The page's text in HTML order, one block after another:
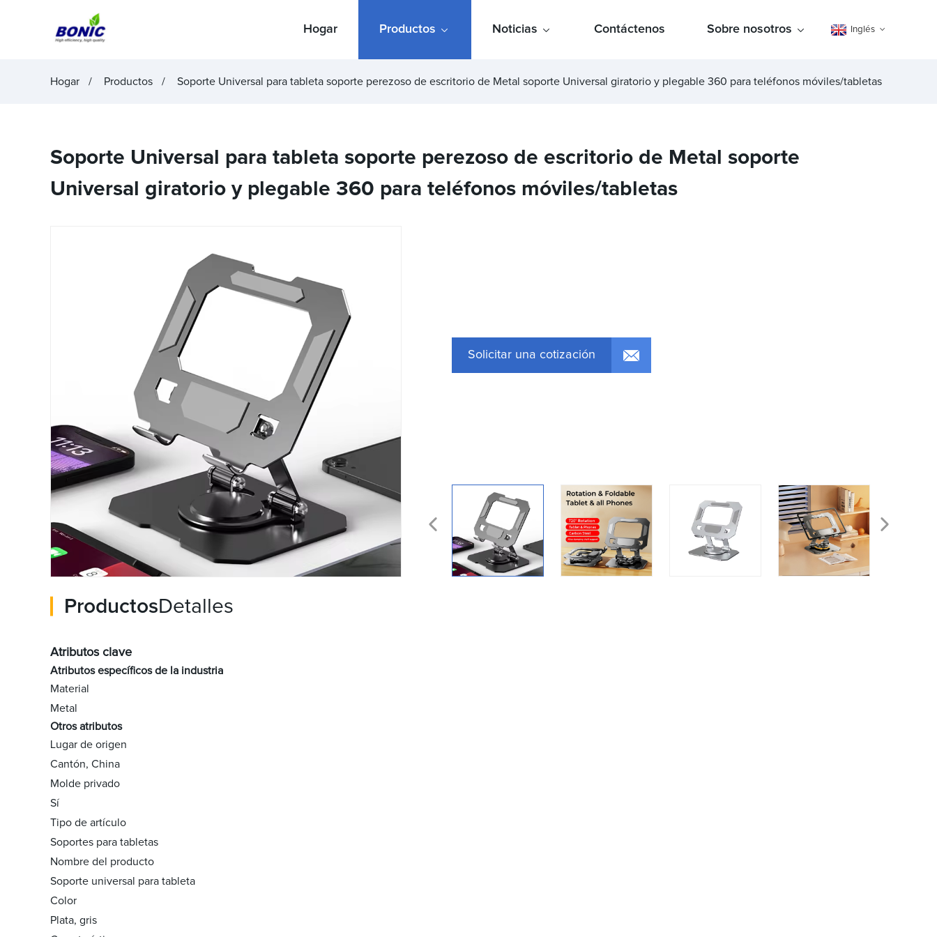
Hogar Productos Noticias Contáctenos Sobre nosotros Inglés
Hogar Productos Soporte Universal para tableta soporte perezoso de escritorio de Metal soporte Universal giratorio y plegable 360 ​​para teléfonos móviles/tabletas
Soporte Universal para tableta soporte perezoso de escritorio de Metal soporte
Universal giratorio y plegable 360 ​​para teléfonos móviles/tabletas
Solicitar una cotización
ProductosDetalles
Atributos clave
Atributos específicos de la industria
Material
Metal
Otros atributos
Lugar de origen
Cantón, China
Molde privado
Sí
Tipo de artículo
Soportes para tabletas
Nombre del producto
Soporte universal para tableta
Color
Plata, gris